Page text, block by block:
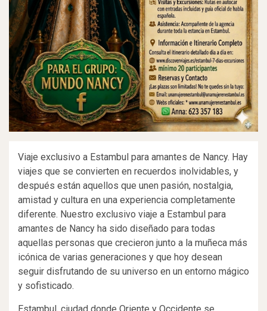
Viaje exclusivo a Estambul para amantes de Nancy. Hay
viajes que se convierten en recuerdos inolvidables, y
después están aquellos que unen pasión, nostalgia,
amistad y cultura en una experiencia completamente
diferente. Nuestro exclusivo viaje a Estambul para
amantes de Nancy ha sido diseñado para todas
aquellas personas que crecieron junto a la muñeca más
icónica de varias generaciones y que hoy desean
seguir disfrutando de su universo en un entorno mágico
y sofisticado.
Estambul, ciudad donde Oriente y Occidente se